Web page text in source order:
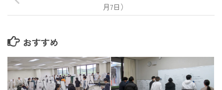
月7日）
おすすめ